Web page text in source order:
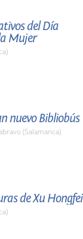
del Día
Mujer
nuevo Bibliobús
(Salamanca)
de Xu Hongfei